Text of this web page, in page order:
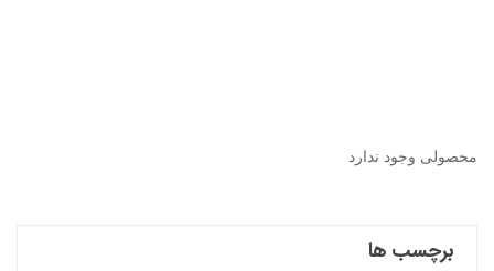
محصولی وجود ندارد
برچسب ها